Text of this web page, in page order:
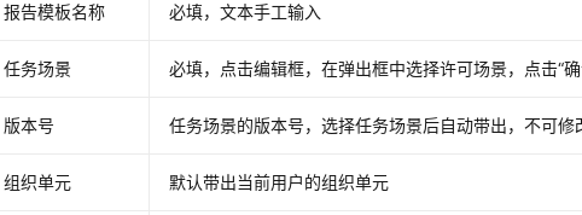
报告模板名称 必填，文本手工输入
任务场景 必填，点击编辑框，在弹出框中选择许可场景，点击“
版本号 任务场景的版本号，选择任务场景后自动带出，不可修
组织单元 默认带出当前用户的组织单元